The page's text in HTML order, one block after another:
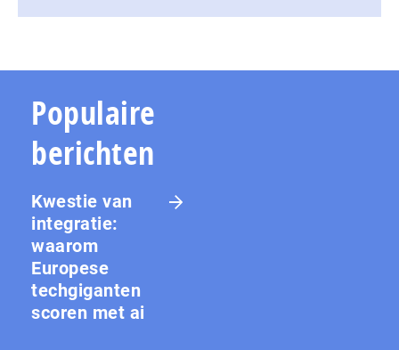
Populaire
berichten
Kwestie van
integratie:
waarom
Europese
techgiganten
scoren met ai